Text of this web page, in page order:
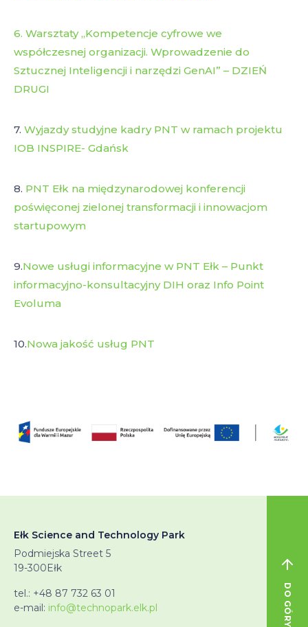
6. Warsztaty „Kompetencje cyfrowe we
współczesnej organizacji. Wprowadzenie do
Sztucznej Inteligencji i narzędzi GenAI” – DZIEŃ
DRUGI
7. Wyjazdy studyjne kadry PNT w ramach projektu
IOB INSPIRE- Gdańsk
8. PNT Ełk na międzynarodowej konferencji
poświęconej zielonej transformacji i innowacjom
startupowym
9.Nowe usługi informacyjne w PNT Ełk – Punkt
informacyjno-konsultacyjny DIH oraz Info Point
Evoluma
10.Nowa jakość usług PNT
Ełk Science and Technology Park
Podmiejska Street 5
19-300Ełk
tel.: +48 87 732 63 01
e-mail: info@technopark.elk.pl